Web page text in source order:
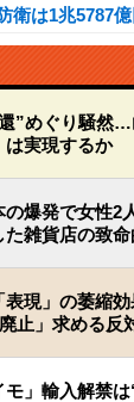
衛は1兆5787
”めぐり騒然
は実現するか
の爆発で女性
雑貨店の致
表現」の萎縮
止」求める反
モ」輸入解禁